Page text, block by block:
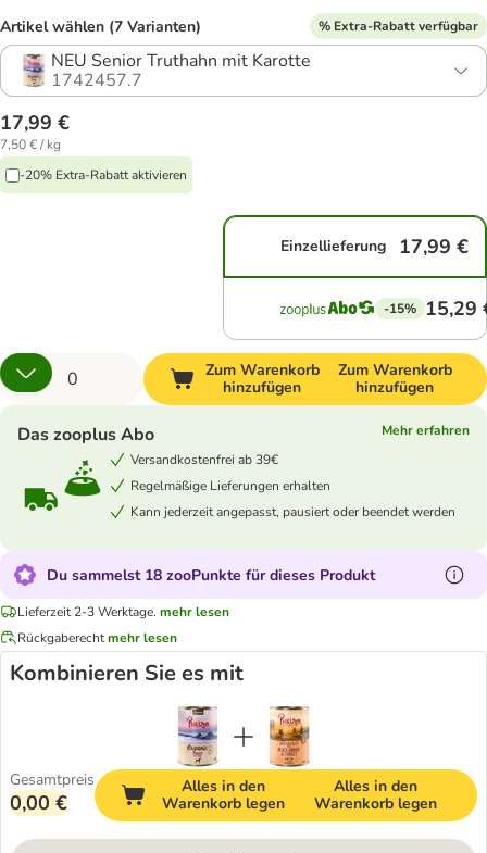
Artikel wählen (7 Varianten) % Extra-Rabatt verfügbar
NEU Senior Truthahn mit Karotte
1742457.7
17,99 €
7,50 € / kg
-20% Extra-Rabatt aktivieren
Einzellieferung 17,99 €
-15% 15,29
Zum Warenkorb
hinzufügen
Zum Warenkorb
hinzufügen
Das zooplus Abo
Mehr erfahren
Versandkostenfrei ab 39€
Regelmäßige Lieferungen erhalten
Kann jederzeit angepasst, pausiert oder beendet werden
Du sammelst 18 zooPunkte für dieses Produkt
Lieferzeit 2-3 Werktage. mehr lesen
Rückgaberechtmehr lesen
Kombinieren Sie es mit
Gesamtpreis
0,00 €
Alles in den
Warenkorb legen
Alles in den
Warenkorb legen